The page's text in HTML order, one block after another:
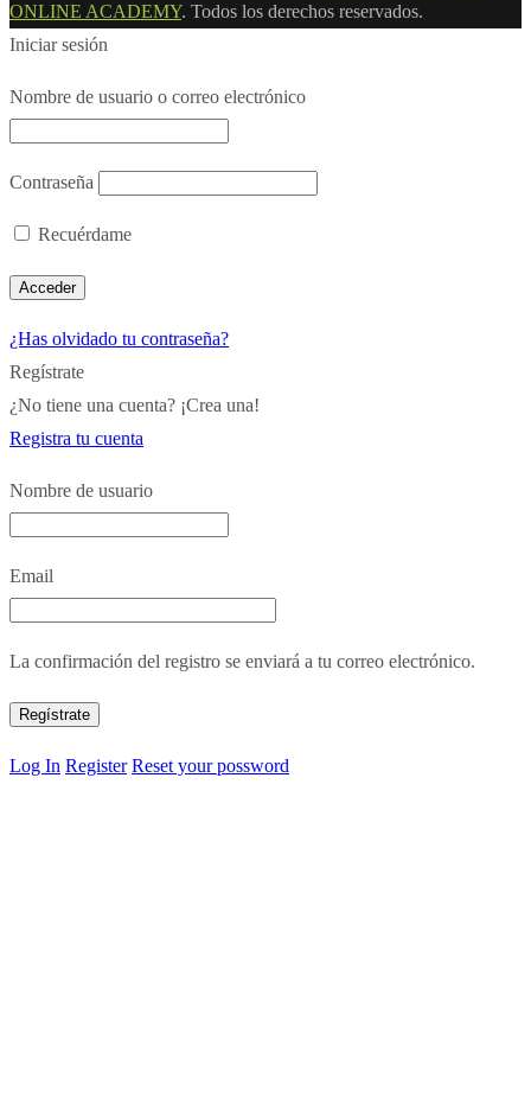
ONLINE ACADEMY. Todos los derechos reservados.
Iniciar sesión
Nombre de usuario o correo electrónico
Contraseña
Recuérdame
¿Has olvidado tu contraseña?
Regístrate
¿No tiene una cuenta? ¡Crea una!
Registra tu cuenta
Nombre de usuario
Email
La confirmación del registro se enviará a tu correo electrónico.
Log In Register Reset your possword